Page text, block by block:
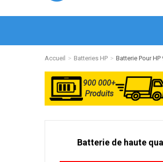
Accueil Batteries HP Batterie Pour HP
900 000+
Produits
Batterie de haute